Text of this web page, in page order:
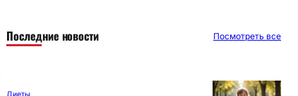
Последние новости Посмотреть все
Диеты